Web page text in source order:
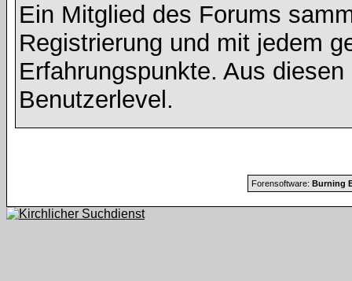
Ein Mitglied des Forums
Registrierung und mit jedem
Erfahrungspunkte. Aus
Benutzerlevel.
Forensoftware: Burning